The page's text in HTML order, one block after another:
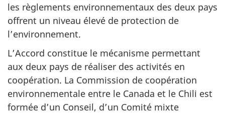
les règlements environnementaux des deux pays
offrent un niveau élevé de protection de
l’environnement.
L’Accord constitue le mécanisme permettant
aux deux pays de réaliser des activités en
coopération. La Commission de coopération
environnementale entre le Canada et le Chili est
formée d’un Conseil, d’un Comité mixte